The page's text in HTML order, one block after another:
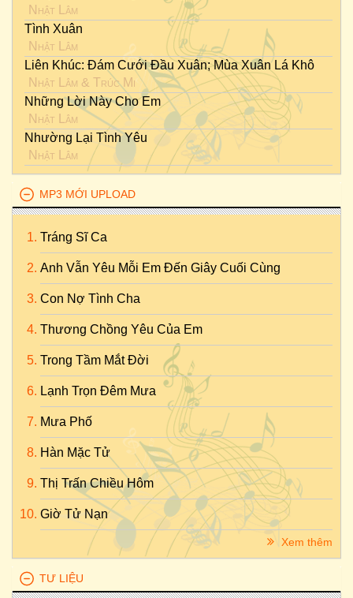
Nhật Lâm
Tình Xuân
Nhật Lâm
Liên Khúc: Đám Cưới Đầu Xuân; Mùa Xuân Lá Khô
Nhật Lâm & Trúc Mi
Những Lời Này Cho Em
Nhật Lâm
Nhường Lại Tình Yêu
Nhật Lâm
MP3 MỚI UPLOAD
Tráng Sĩ Ca
Anh Vẫn Yêu Mỗi Em Đến Giây Cuối Cùng
Con Nợ Tình Cha
Thương Chồng Yêu Của Em
Trong Tầm Mắt Đời
Lạnh Trọn Đêm Mưa
Mưa Phố
Hàn Mặc Tử
Thị Trấn Chiều Hôm
Giờ Tử Nạn
Xem thêm
TƯ LIỆU